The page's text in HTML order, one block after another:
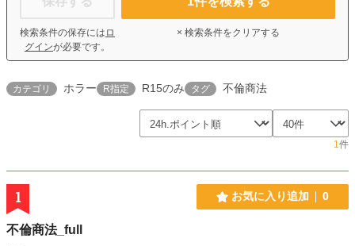
検索条件の保存には ロ
グインが必要です。
× 検索条件をクリアする
カテゴリ ホラー R指定 R15のみ タグ 不倫商法
1件
1 お気に入り追加 0
不倫商法_full